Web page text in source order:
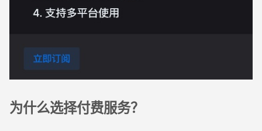
为什么选择付费服务？